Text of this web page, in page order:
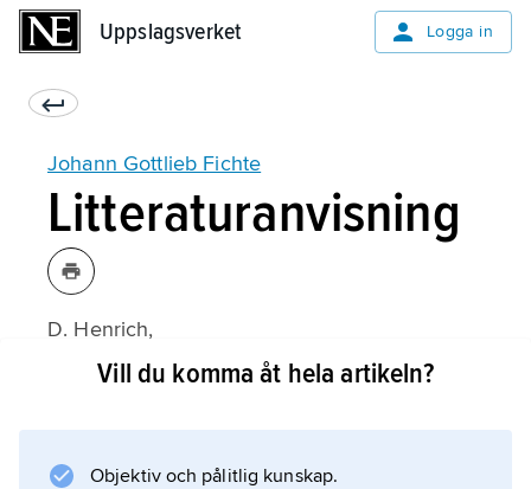
Uppslagsverket Logga in
Johann Gottlieb Fichte
Litteraturanvisning
D. Henrich,
Fichtes ursprüngliche Einsicht
Vill du komma åt hela artikeln?
Objektiv och pålitlig kunskap.